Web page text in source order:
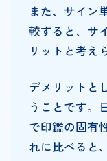
また、サイン
較すると、サ
リットと考え
デメリットと
うことです。
で印鑑の固有
れに比べると